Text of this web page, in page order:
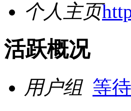
个人主页
活跃概况
用户组 等